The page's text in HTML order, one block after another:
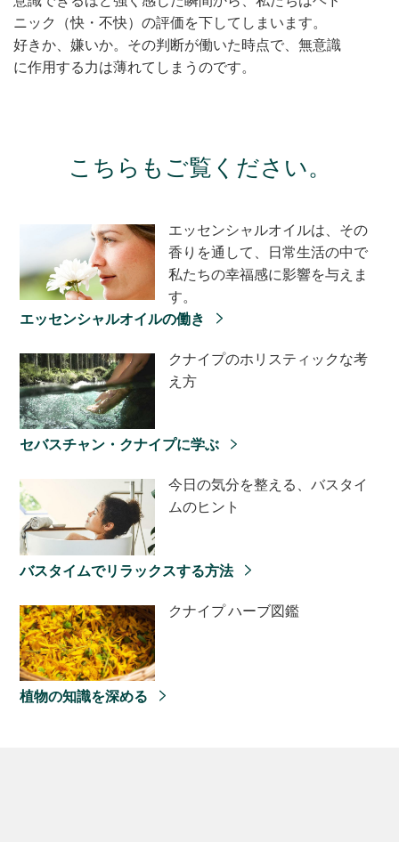
ニック（快・不快）の評価を下してしまいます。
好きか、嫌いか。その判断が働いた時点で、無意識
に作用する力は薄れてしまうのです。
こちらもご覧ください。
エッセンシャルオイルは、その
香りを通して、日常生活の中で
私たちの幸福感に影響を与えま
す。
エッセンシャルオイルの働き
クナイプのホリスティックな考
え方
セバスチャン・クナイプに学ぶ
今日の気分を整える、バスタイ
ムのヒント
バスタイムでリラックスする方法
クナイプ ハーブ図鑑
植物の知識を深める